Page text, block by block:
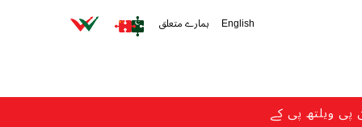
English ہمارے متعلق
پی ویلتھ پی کے